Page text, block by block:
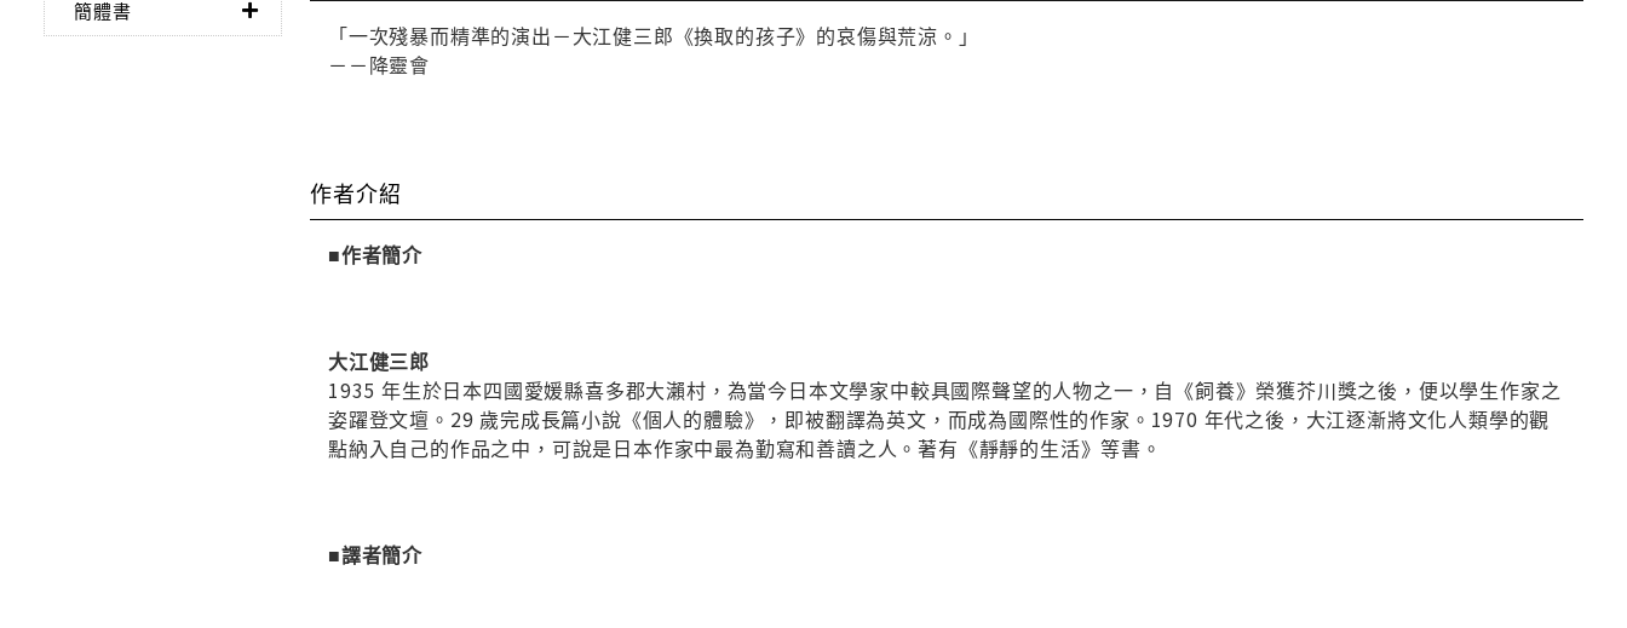
簡體書
「一次殘暴而精準的演出－大江健三郎《換取的孩子》的哀傷與荒涼。」
－－降靈會
作者介紹
■作者簡介
大江健三郎
1935 年生於日本四國愛媛縣喜多郡大瀨村，為當今日本文學家中較具國際聲望的人物之一，自《飼養》榮獲芥川獎之後，便以學生作家之
姿躍登文壇。29 歲完成長篇小說《個人的體驗》，即被翻譯為英文，而成為國際性的作家。1970 年代之後，大江逐漸將文化人類學的觀
點納入自己的作品之中，可說是日本作家中最為勤寫和善讀之人。著有《靜靜的生活》等書。
■譯者簡介